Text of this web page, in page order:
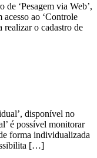
de ‘Pesagem via Web’,
acesso ao ‘Controle
o cadastro de
disponível no
é possível monitorar
forma individualizada
[…]